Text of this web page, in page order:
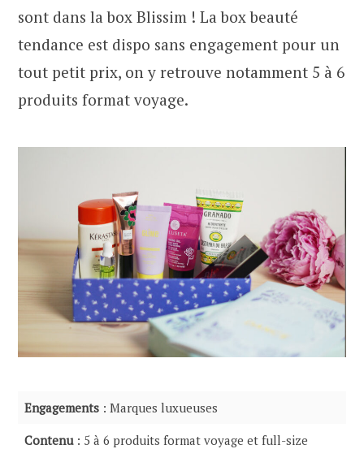
sont dans la box Blissim ! La box beauté
tendance est dispo sans engagement pour un
tout petit prix, on y retrouve notamment 5 à 6
produits format voyage.
Engagements: Marques luxueuses
Contenu: 5 à 6 produits format voyage et full-size